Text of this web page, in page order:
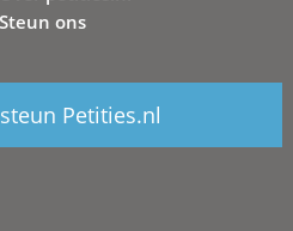
Steun ons
Petities.nl